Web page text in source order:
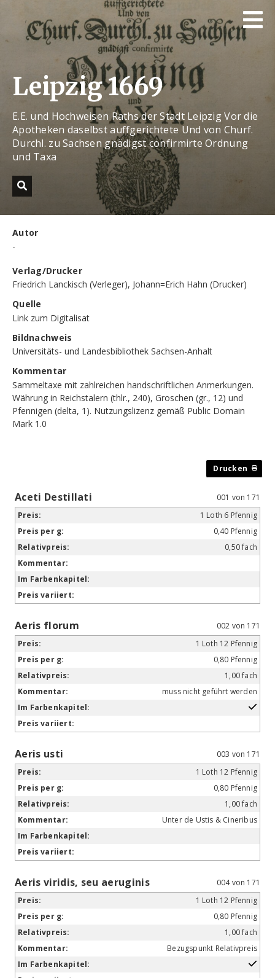
Leipzig 1669
E.E. und Hochweisen Raths der Stadt Leipzig Vor die
Apotheken daselbst auffgerichtete Und von Churf.
Durchl. zu Sachsen gnädigst confirmirte Ordnung
und Taxa
Autor
-
Verlag/Drucker
Friedrich Lanckisch (Verleger), Johann=Erich Hahn (Drucker)
Quelle
Link zum Digitalisat
Bildnachweis
Universitäts- und Landesbibliothek Sachsen-Anhalt
Kommentar
Sammeltaxe mit zahlreichen handschriftlichen Anmerkungen.
Währung in Reichstalern (thlr., 240), Groschen (gr., 12) und
Pfennigen (delta, 1). Nutzungslizenz gemäß Public Domain
Mark 1.0
Aceti Destillati
001 von 171
1 Loth 6 Pfennig
0,40 Pfennig
0,50 fach
Aeris florum
002 von 171
1 Loth 12 Pfennig
0,80 Pfennig
1,00 fach
muss nicht geführt werden
Aeris usti
003 von 171
1 Loth 12 Pfennig
0,80 Pfennig
1,00 fach
Unter de Ustis & Cineribus
Aeris viridis, seu aeruginis
004 von 171
1 Loth 12 Pfennig
0,80 Pfennig
1,00 fach
Bezugspunkt Relativpreis